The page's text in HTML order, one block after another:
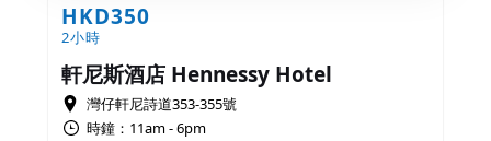
HKD350
2小時
軒尼斯酒店 Hennessy Hotel
灣仔軒尼詩道353-355號
時鐘：11am - 6pm